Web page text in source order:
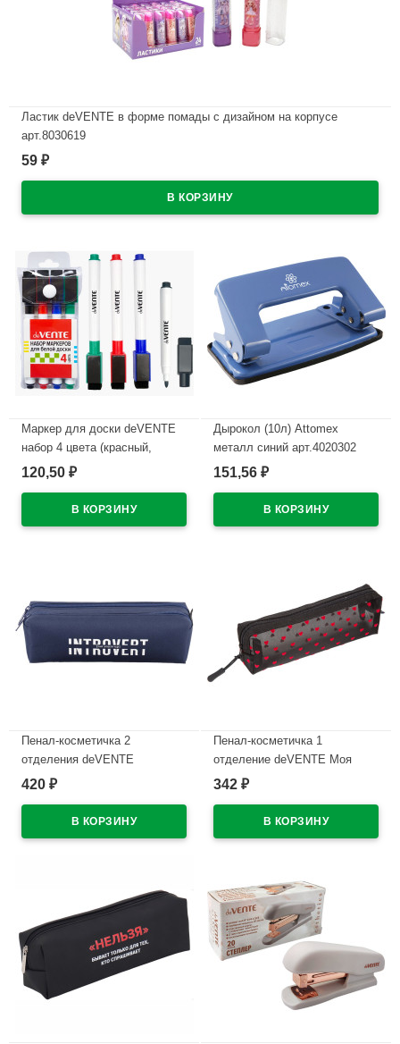
Ластик deVENTE в форме помады с дизайном на корпусе
арт.8030619
В наличии
59 ₽
Маркер для доски deVENTE
набор 4 цвета (красный,
синий, черный, зеленый) 2мм
магнитом для крепления
арт.5040605 (Ст.4)
120,50 ₽
Дырокол (10л) Attomex
металл синий арт.4020302
В наличии
151,56 ₽
Пенал-косметичка 2
отделения deVENTE
Интроверт (Introvert)
арт.7020669
420 ₽
Пенал-косметичка 1
отделение deVENTE Моя
Секретная сетка (My Secret
210х60х60мм арт7029628
342 ₽